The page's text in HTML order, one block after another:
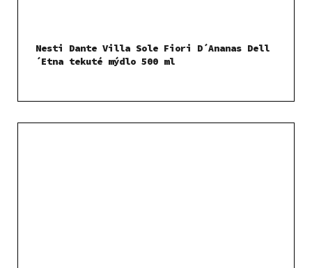
Nesti Dante Villa Sole Fiori D´Ananas Dell
´Etna tekuté mýdlo 500 ml